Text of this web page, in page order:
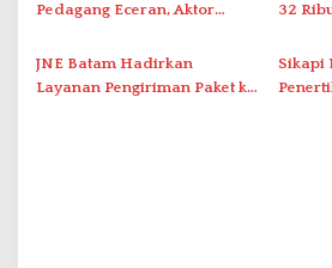
Pedagang Eceran, Aktor
Tersentuh?
32
JNE Batam Hadirkan
Layanan Pengiriman Paket ke
Sikapi